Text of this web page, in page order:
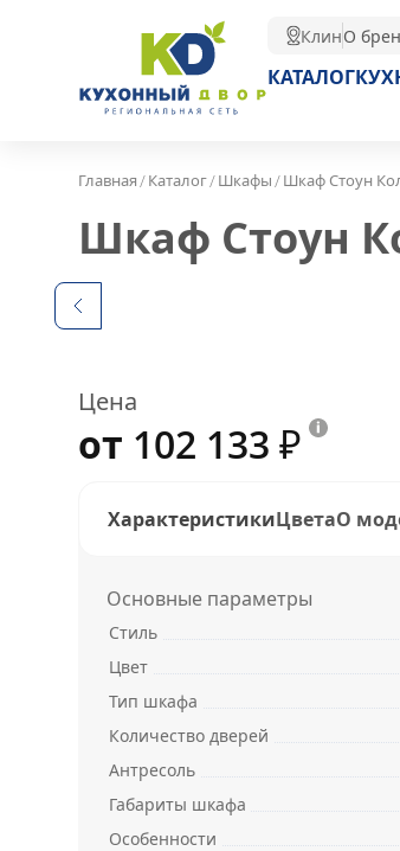
КлинО
КАТАЛОГ
Главная/Каталог/Шкафы/Шкаф Стоун
Шкаф Стоун
Цена
от 102 133 ₽
ХарактеристикиЦветаО
Основные параметры
Стиль
Цвет
Тип шкафа
Количество дверей
Антресоль
Габариты шкафа
Особенности